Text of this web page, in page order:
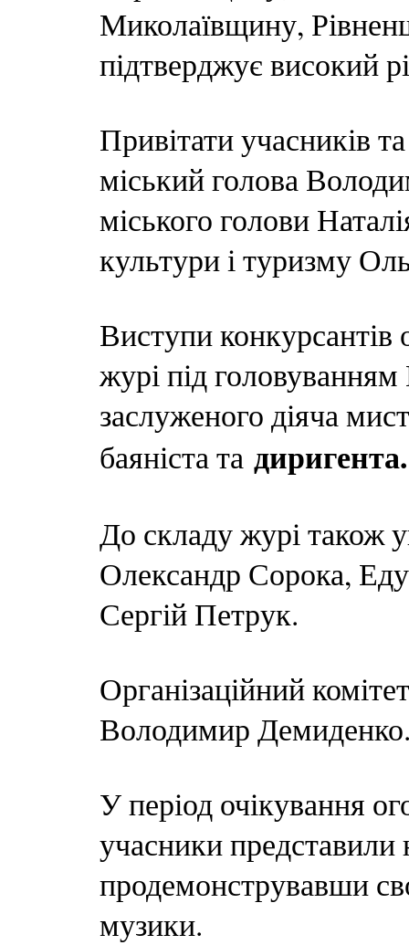
Миколаївщину,
підтверджує високий
Привітати учасників
міський голова
міського голови
культури і туризму
Виступи
журі під
заслуженого діяча
баяніста та диригента.
До складу журі також
Олександр Сорока,
Сергій Петрук.
Організаційний
Володимир
У період очікування
учасники
продемонструвавши
музики.